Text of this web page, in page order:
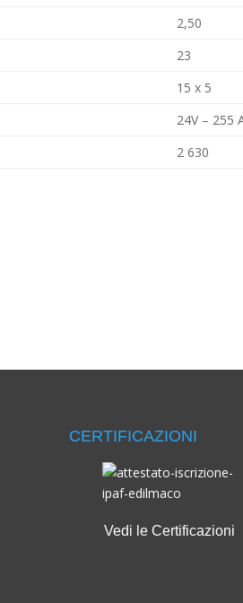
2,50
23
15 x 5
24V – 255
2 630
CERTIFICAZIONI
Vedi le Certificazioni